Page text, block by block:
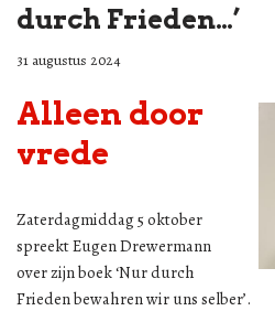
durch Frieden…’
31 augustus 2024
Alleen door
vrede
Zaterdagmiddag 5 oktober
spreekt Eugen Drewermann
over zijn boek ‘Nur durch
Frieden bewahren wir uns selber’.